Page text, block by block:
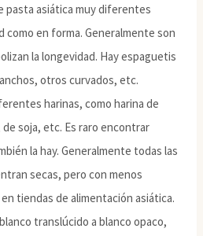
pasta asiática muy diferentes
en forma. Generalmente son
la longevidad. Hay espaguetis
otros curvados, etc.
harinas, como harina de
soja, etc. Es raro encontrar
la hay. Generalmente todas las
secas, pero con menos
tiendas de alimentación asiática.
translúcido a blanco opaco,